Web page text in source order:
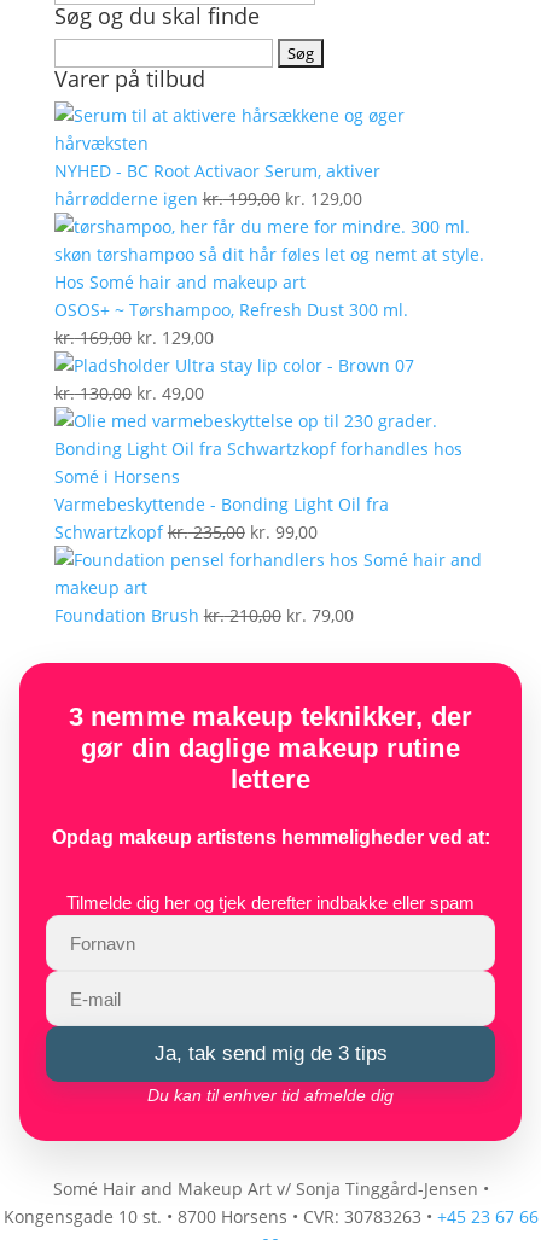
Søg og du skal finde
efter:
Varer på tilbud
NYHED - BC Root Activaor Serum, aktiver
hårrødderne igen kr.199,00 Den
oprindelige
pris
var:
kr. 199,00.
kr. 129,00Den
aktuelle
pris
kr. 129,00.
OSOS+ ~ Tørshampoo, Refresh Dust 300 ml.
kr.169,00 Den
oprindelige
pris
var:
kr. 169,00.
kr. 129,00Den
aktuelle
er:
kr. 129,00.
Ultra stay lip color - Brown 07
kr.130,00 Den
oprindelige
pris
var:
kr. 130,00.
kr. 49,00Den
aktuelle
pris
kr. 49,00.
Varmebeskyttende - Bonding Light Oil fra
Schwartzkopf kr.235,00 Den
oprindelige
var:
kr. 99,00Den
aktuelle
er:
Foundation Brush kr.210,00 Den
pris
kr. 210,00.
kr. 79,00Den
pris
kr. 79,00.
3 nemme makeup teknikker, der
gør din daglige makeup rutine
lettere
Opdag makeup artistens hemmeligheder ved at:
Tilmelde dig her og tjek derefter indbakke eller spam
Ja, tak send mig de 3 tips
Du kan til enhver tid afmelde dig
Somé Hair and Makeup Art v/ Sonja Tinggård-Jensen •
Kongensgade 10 st. • 8700 Horsens • CVR: 30783263 • +45 23 67 66